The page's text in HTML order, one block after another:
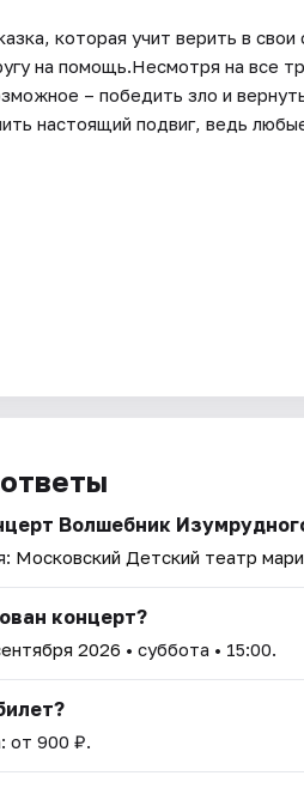
которая учит верить в
на помощь.Несмотря на все
– победить зло и
настоящий подвиг, ведь
Волшебник
Московский Детский театр
концерт?
2026 • суббота • 15:00.
от 900 ₽.